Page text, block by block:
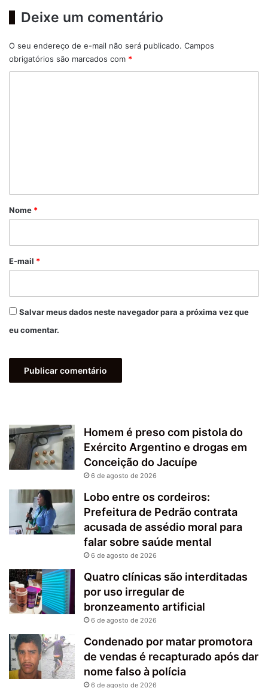
Deixe um comentário
O seu endereço de e-mail não será publicado. Campos
obrigatórios são marcados com *
r
*
Nome *
E-mail *
Salvar meus dados neste navegador para a próxima vez que
eu comentar.
Homem é preso com pistola do
Exército Argentino e drogas em
Conceição do Jacuípe
6 de agosto de 2026
Lobo entre os cordeiros:
Prefeitura de Pedrão contrata
acusada de assédio moral para
falar sobre saúde mental
6 de agosto de 2026
Quatro clínicas são interditadas
por uso irregular de
bronzeamento artificial
6 de agosto de 2026
Condenado por matar promotora
de vendas é recapturado após dar
nome falso à polícia
6 de agosto de 2026